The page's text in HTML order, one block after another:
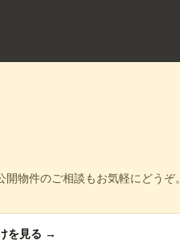
物件のご相談もお気軽にどうぞ。
を見る →